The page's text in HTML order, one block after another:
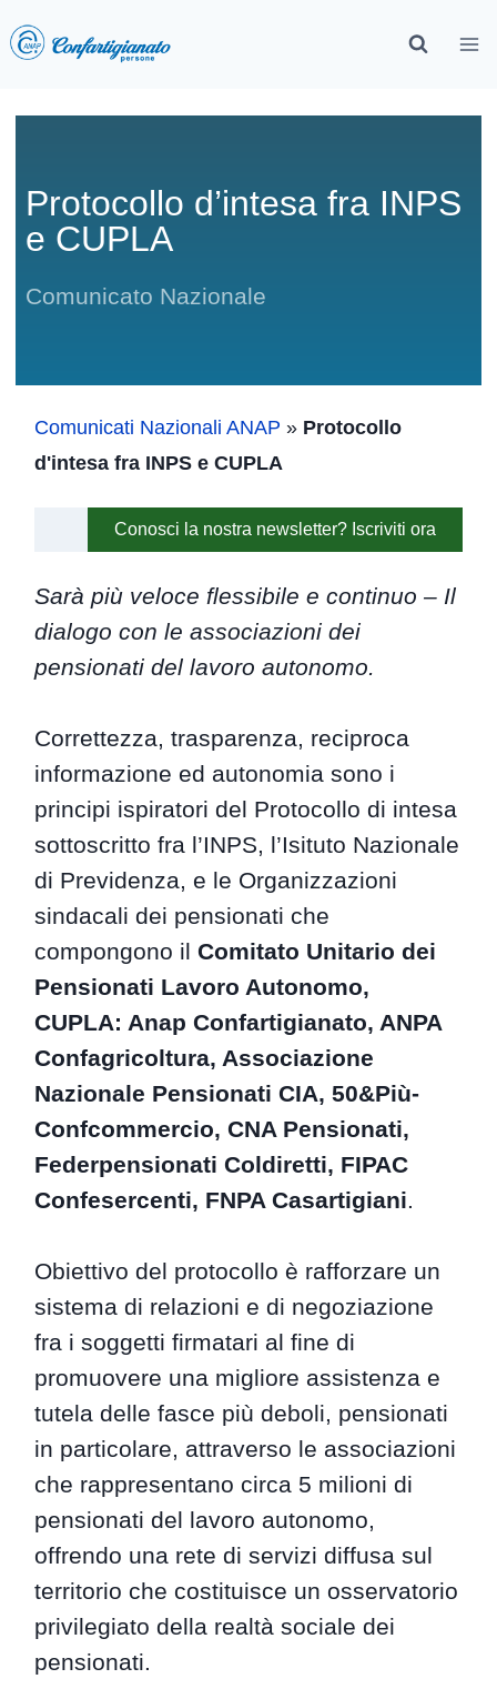
Protocollo d’intesa fra INPS
e CUPLA
Comunicato Nazionale
Comunicati Nazionali ANAP » Protocollo
d'intesa fra INPS e CUPLA
Conosci la nostra newsletter? Iscriviti ora
Sarà più veloce flessibile e continuo – Il
dialogo con le associazioni dei
pensionati del lavoro autonomo.
Correttezza, trasparenza, reciproca
informazione ed autonomia sono i
principi ispiratori del Protocollo di intesa
sottoscritto fra l’INPS, l’Isituto Nazionale
di Previdenza, e le Organizzazioni
sindacali dei pensionati che
compongono ilComitato Unitario dei
Pensionati Lavoro Autonomo,
CUPLA: Anap Confartigianato, ANPA
Confagricoltura, Associazione
Nazionale Pensionati CIA, 50&Più-
Confcommercio, CNA Pensionati,
Federpensionati Coldiretti, FIPAC
Confesercenti, FNPA Casartigiani
Obiettivo del protocollo è rafforzare un
sistema di relazioni e di negoziazione
fra i soggetti firmatari al fine di
promuovere una migliore assistenza e
tutela delle fasce più deboli, pensionati
in particolare, attraverso le associazioni
che rappresentano circa 5 milioni di
pensionati del lavoro autonomo,
offrendo una rete di servizi diffusa sul
territorio che costituisce un osservatorio
privilegiato della realtà sociale dei
pensionati.